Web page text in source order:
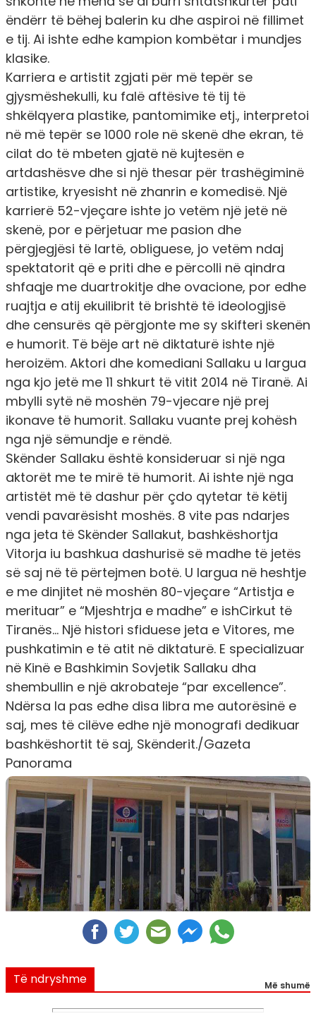
ëndërr të bëhej balerin ku dhe aspiroi në fillimet
e tij. Ai ishte edhe kampion kombëtar i mundjes
klasike.
Karriera e artistit zgjati për më tepër se
gjysmëshekulli, ku falë aftësive të tij të
shkëlqyera plastike, pantomimike etj., interpretoi
në më tepër se 1000 role në skenë dhe ekran, të
cilat do të mbeten gjatë në kujtesën e
artdashësve dhe si një thesar për trashëgiminë
artistike, kryesisht në zhanrin e komedisë. Një
karrierë 52-vjeçare ishte jo vetëm një jetë në
skenë, por e përjetuar me pasion dhe
përgjegjësi të lartë, obliguese, jo vetëm ndaj
spektatorit që e priti dhe e përcolli në qindra
shfaqje me duartrokitje dhe ovacione, por edhe
ruajtja e atij ekuilibrit të brishtë të ideologjisë
dhe censurës që përgjonte me sy skifteri skenën
e humorit. Të bëje art në diktaturë ishte një
heroizëm. Aktori dhe komediani Sallaku u largua
nga kjo jetë me 11 shkurt të vitit 2014 në Tiranë. Ai
mbylli sytë në moshën 79-vjecare një prej
ikonave të humorit. Sallaku vuante prej kohësh
nga një sëmundje e rëndë.
Skënder Sallaku është konsideruar si një nga
aktorët me te mirë të humorit. Ai ishte një nga
artistët më të dashur për çdo qytetar të këtij
vendi pavarësisht moshës. 8 vite pas ndarjes
nga jeta të Skënder Sallakut, bashkëshortja
Vitorja iu bashkua dashurisë së madhe të jetës
së saj në të përtejmen botë. U largua në heshtje
e me dinjitet në moshën 80-vjeçare “Artistja e
merituar” e “Mjeshtrja e madhe” e ishCirkut të
Tiranës… Një histori sfiduese jeta e Vitores, me
pushkatimin e të atit në diktaturë. E specializuar
në Kinë e Bashkimin Sovjetik Sallaku dha
shembullin e një akrobateje “par excellence”.
Ndërsa la pas edhe disa libra me autorësinë e
saj, mes të cilëve edhe një monografi dedikuar
bashkëshortit të saj, Skënderit./Gazeta
Panorama
Të ndryshme Më shumë